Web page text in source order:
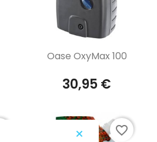
Aperçu rapide
Oase OxyMax 100
30,95 €
favorite_border